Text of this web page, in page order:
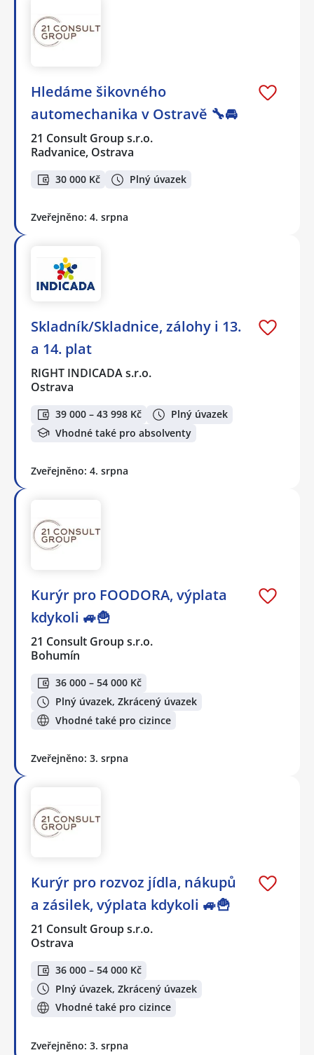
Hledáme šikovného
automechanika v Ostravě 🔧🚘
21 Consult Group s.r.o.
Radvanice, Ostrava
30 000 Kč Plný úvazek
Zveřejněno: 4. srpna
Skladník/Skladnice, zálohy i 13.
a 14. plat
RIGHT INDICADA s.r.o.
Ostrava
39 000 – 43 998 Kč
Plný úvazek
Vhodné také pro absolventy
Zveřejněno: 4. srpna
Kurýr pro FOODORA, výplata
kdykoli 🚙🍟
21 Consult Group s.r.o.
Bohumín
36 000 – 54 000 Kč
Plný úvazek, Zkrácený úvazek
Vhodné také pro cizince
Zveřejněno: 3. srpna
Kurýr pro rozvoz jídla, nákupů
a zásilek, výplata kdykoli 🚙🍟
21 Consult Group s.r.o.
Ostrava
36 000 – 54 000 Kč
Plný úvazek, Zkrácený úvazek
Vhodné také pro cizince
Zveřejněno: 3. srpna